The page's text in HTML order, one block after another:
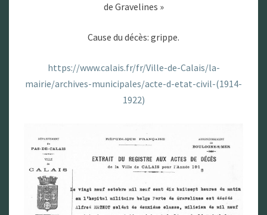
de Gravelines »
Cause du décès: grippe.
https://www.calais.fr/fr/Ville-de-Calais/la-
mairie/archives-municipales/acte-d-etat-civil-(1914-
1922)